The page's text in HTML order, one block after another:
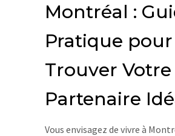
Montréal :
Pratique pour
Trouver Votre
Partenaire
Vous envisagez de vivre à